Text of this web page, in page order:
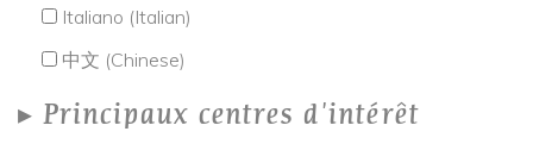
Italiano (Italian)
中文 (Chinese)
Principaux centres d'intérêt